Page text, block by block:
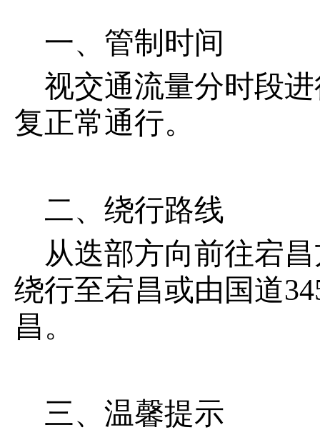
一、管制时间
视交通流量分时段
复正常通行。
二、绕行路线
从迭部方向前往宕
绕行至宕昌或由国道
昌。
三、温馨提示